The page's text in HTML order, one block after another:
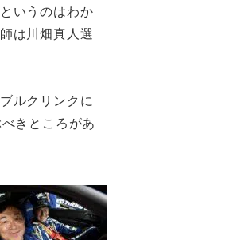
いうのはわか
は川畑真人選
ルクリンクに
きところがあ